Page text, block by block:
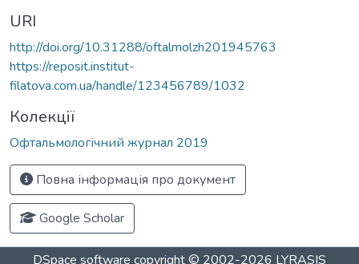
URI
http://doi.org/10.31288/oftalmolzh201945763
https://reposit.institut-
filatova.com.ua/handle/123456789/1032
Колекції
Офтальмологічний журнал 2019
Повна інформація про документ
Google Scholar
DSpace software copyright © 2002-2026 LYRASIS